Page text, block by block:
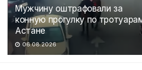
Мужчину оштрафовали за
конную прогулку по
Астане
06.08.2026